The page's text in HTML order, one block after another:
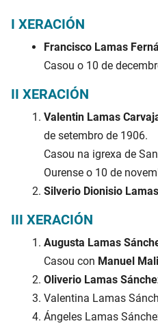
I XERACIÓN
Francisco Lamas
Casou o 10 de
II XERACIÓN
Valentin Lamas
de setembro de 1906.
Casou na igrexa de
Ourense o 10 de
Silverio Dionisio
III XERACIÓN
Augusta Lamas
Casou con Manuel
Oliverio Lamas
Valentina Lamas
Ángeles Lamas